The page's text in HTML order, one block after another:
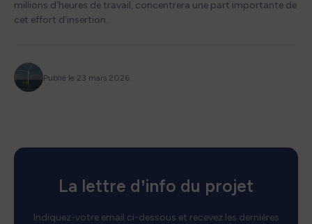
millions d’heures de travail, concentrera une part importante de
cet effort d’insertion.
Publié le 23 mars 2026
La lettre d’info du projet
Indiquez-votre email ci-dessous et recevez les dernières